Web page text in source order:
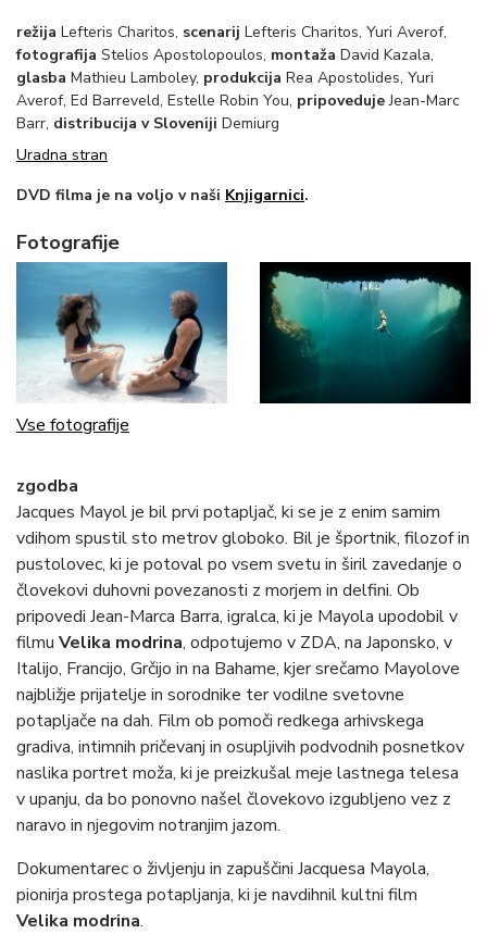
režija Lefteris Charitos, scenarij Lefteris Charitos, Yuri Averof,
fotografija Stelios Apostolopoulos, montaža David Kazala,
glasba Mathieu Lamboley, produkcija Rea Apostolides, Yuri
Averof, Ed Barreveld, Estelle Robin You, pripovedujeJean-Marc
Barr, distribucija v Sloveniji Demiurg
Uradna stran
DVD filma je na voljo v naši Knjigarnici.
Fotografije
Vse fotografije
zgodba
Jacques Mayol je bil prvi potapljač, ki se je z enim samim
vdihom spustil sto metrov globoko. Bil je športnik, filozof in
pustolovec, ki je potoval po vsem svetu in širil zavedanje o
človekovi duhovni povezanosti z morjem in delfini. Ob
pripovedi Jean-Marca Barra, igralca, ki je Mayola upodobil v
filmu Velika modrina, odpotujemo v ZDA, na Japonsko, v
Italijo, Francijo, Grčijo in na Bahame, kjer srečamo Mayolove
najbližje prijatelje in sorodnike ter vodilne svetovne
potapljače na dah. Film ob pomoči redkega arhivskega
gradiva, intimnih pričevanj in osupljivih podvodnih posnetkov
naslika portret moža, ki je preizkušal meje lastnega telesa
v upanju, da bo ponovno našel človekovo izgubljeno vez z
naravo in njegovim notranjim jazom.
Dokumentarec o življenju in zapuščini Jacquesa Mayola,
pionirja prostega potapljanja, ki je navdihnil kultni film
Velika modrina.